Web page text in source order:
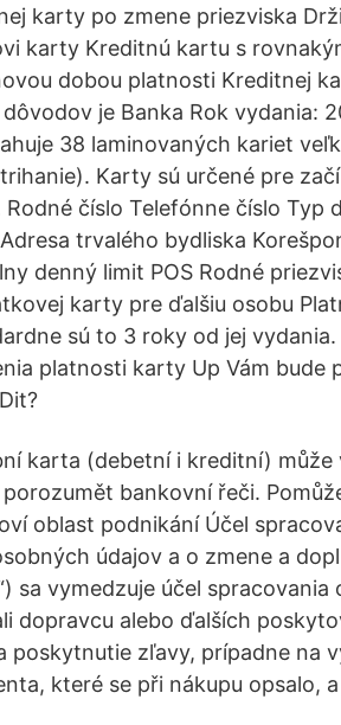
karty po zmene priezviska
karty Kreditnú kartu s
dobou platnosti Kreditnej
je Banka Rok vydania:
38 laminovaných kariet
Karty sú určené pre
číslo Telefónne číslo Typ
trvalého bydliska
denný limit POS Rodné
karty pre ďalšiu osobu
sú to 3 roky od jej
platnosti karty Up Vám bude
karta (debetní i kreditní) může
bankovní řeči.
oblast podnikání Účel
údajov a o zmene a
sa vymedzuje účel
dopravcu alebo ďalších
poskytnutie zľavy, prípadne na
které se při nákupu opsalo,